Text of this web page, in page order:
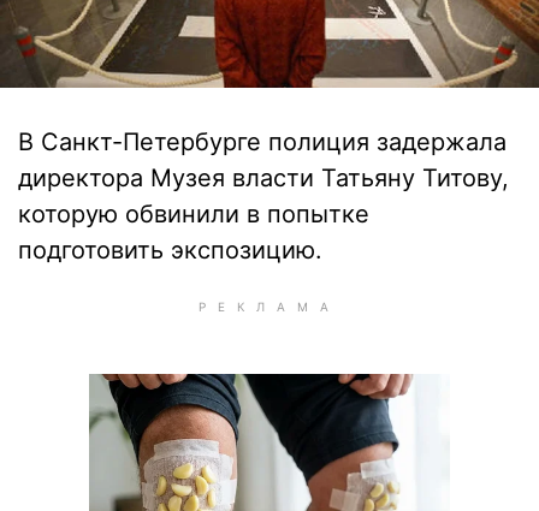
В Санкт-Петербурге полиция задержала
директора Музея власти Татьяну Титову,
которую обвинили в попытке
подготовить экспозицию.